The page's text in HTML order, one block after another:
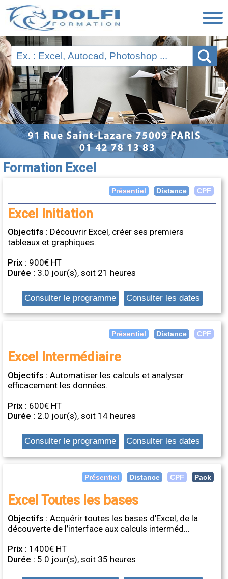
Nos Formations
Ressources
Financement
Évaluations
Nous contacter
Formation Excel
Présentiel Distance CPF
Excel Initiation
Objectifs : Découvrir Excel, créer ses premiers
tableaux et graphiques.
Prix : 900€ HT
Durée : 3.0 jour(s), soit 21 heures
Consulter le programme Consulter les dates
Présentiel Distance CPF
Excel Intermédiaire
Objectifs : Automatiser les calculs et analyser
efficacement les données.
Prix : 600€ HT
Durée : 2.0 jour(s), soit 14 heures
Consulter le programme Consulter les dates
Présentiel Distance CPF Pack
Excel Toutes les bases
Objectifs : Acquérir toutes les bases d’Excel, de la
découverte de l’interface aux calculs interméd...
Prix : 1400€ HT
Durée : 5.0 jour(s), soit 35 heures